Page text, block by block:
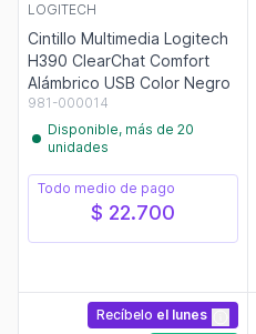
LOGITECH
Cintillo Multimedia Logitech
H390 ClearChat Comfort
Alámbrico USB Color Negro
981-000014
Disponible, más de 20
unidades
Todo medio de pago
$ 22.700
Recíbelo el lunes